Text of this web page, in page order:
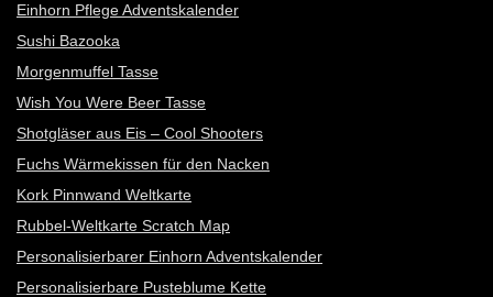
Einhorn Pflege Adventskalender
Sushi Bazooka
Morgenmuffel Tasse
Wish You Were Beer Tasse
Shotgläser aus Eis – Cool Shooters
Fuchs Wärmekissen für den Nacken
Kork Pinnwand Weltkarte
Rubbel-Weltkarte Scratch Map
Personalisierbarer Einhorn Adventskalender
Personalisierbare Pusteblume Kette